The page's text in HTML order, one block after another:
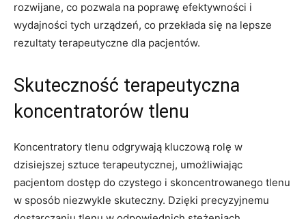
‍rozwijane, co pozwala na poprawę efektywności i
wydajności tych urządzeń, co przekłada się na lepsze
rezultaty terapeutyczne dla pacjentów.
Skuteczność terapeutyczna
⁢koncentratorów tlenu
Koncentratory tlenu odgrywają‌ kluczową rolę w
dzisiejszej ‌sztuce terapeutycznej, umożliwiając
pacjentom⁢ dostęp do ⁣czystego i skoncentrowanego tlenu
w sposób niezwykle skuteczny. Dzięki ​precyzyjnemu